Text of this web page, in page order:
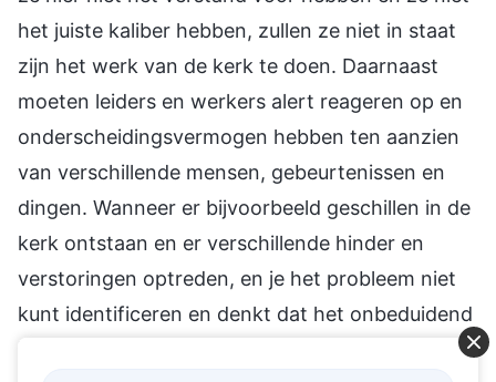
het juiste kaliber hebben, zullen ze niet in staat
zijn het werk van de kerk te doen. Daarnaast
moeten leiders en werkers alert reageren op en
onderscheidingsvermogen hebben ten aanzien
van verschillende mensen, gebeurtenissen en
dingen. Wanneer er bijvoorbeeld geschillen in de
kerk ontstaan en er verschillende hinder en
verstoringen optreden, en je het probleem niet
kunt identificeren en denkt dat het onbeduidend
is, heeft dit als gevolg dat veel mensen worden